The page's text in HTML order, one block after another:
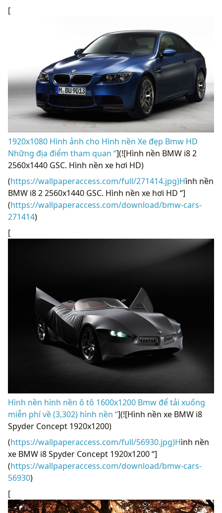
[
1920x1080 Hình ảnh cho Hình nền Xe đẹp Bmw HD
Những địa điểm tham quan “](![Hình nền BMW i8 2
2560x1440 GSC. Hình nền xe hơi HD)
(https://wallpaperaccess.com/full/271414.jpg)Hình nền
BMW i8 2 2560x1440 GSC. Hình nền xe hơi HD “]
(https://wallpaperaccess.com/download/bmw-cars-
271414)
[
Hình nền hình nền ô tô 1600x1200 Bmw để tải xuống
miễn phí về (3,302) hình nền “](![Hình nền xe BMW i8
Spyder Concept 1920x1200)
(https://wallpaperaccess.com/full/56930.jpg)Hình nền
xe BMW i8 Spyder Concept 1920x1200 “]
(https://wallpaperaccess.com/download/bmw-cars-
56930)
[